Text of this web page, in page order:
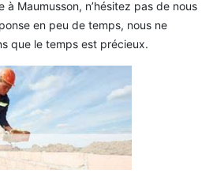
Maumusson, n’hésitez pas de nous
en peu de temps, nous ne
que le temps est précieux.